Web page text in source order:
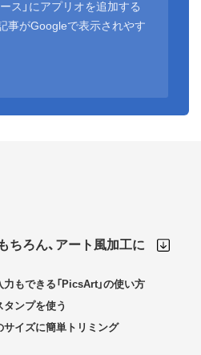
ス」にアプリオを追加する
事がGoogleで表示されやす
ちろん、アート風加工に
もできる「PicsArt」の使い方
ンプを使う
イズに簡単トリミング